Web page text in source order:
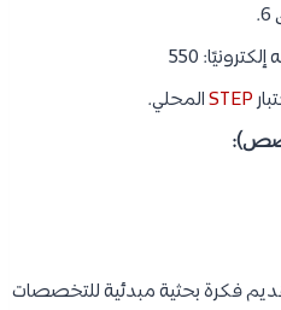
550
STEPالمحلي.
فكرة بحثية مبدئية للتخصصات